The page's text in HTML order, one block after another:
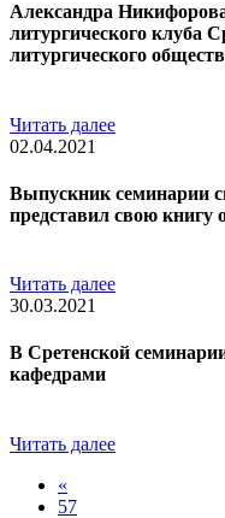
Александра
литургического клуба
литургического
Читать далее
02.04.2021
Выпускник семинарии
представил свою книгу
Читать далее
30.03.2021
В Сретенской
кафедрами
Читать далее
«
57